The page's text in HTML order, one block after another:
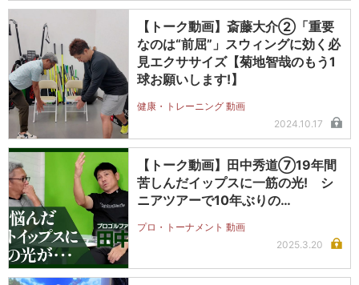
【トーク動画】斎藤大介②「重要
なのは“前屈”」スウィングに効く必
見エクササイズ【菊地智哉のもう1
球お願いします!】
健康・トレーニング 動画
2024.10.17
【トーク動画】田中秀道⑦19年間
苦しんだイップスに一筋の光! シ
ニアツアーで10年ぶりの…
プロ・トーナメント 動画
2025.3.20